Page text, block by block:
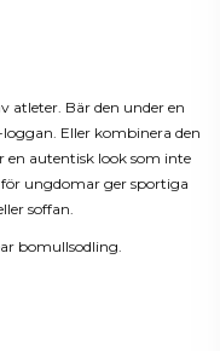
atleter. Bär den under en
Eller kombinera den
en autentisk look som inte
ungdomar ger sportiga
soffan.
bomullsodling.